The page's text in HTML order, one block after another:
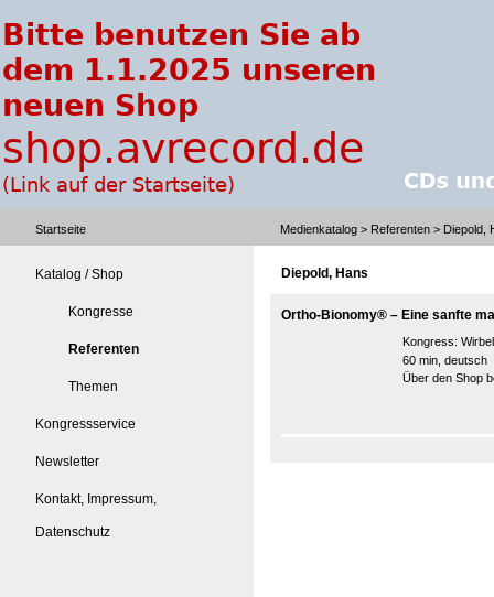
Startseite Medienkatalog > Referenten > Diepold,
Katalog / Shop
Kongresse
Referenten
Themen
Kongressservice
Newsletter
Kontakt, Impressum,
Datenschutz
Diepold, Hans
Ortho-Bionomy® – Eine sanfte
Kongress:
60 min, deutsch
Über den Shop